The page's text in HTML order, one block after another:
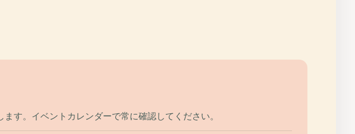
す。イベントカレンダーで常に確認してください。